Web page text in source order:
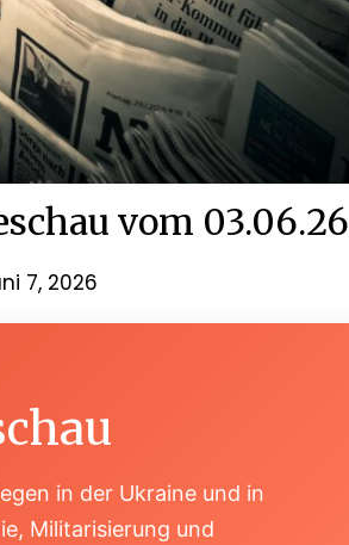
vom 03.06.26
7, 2026
in der Ukraine und in
Militarisierung und